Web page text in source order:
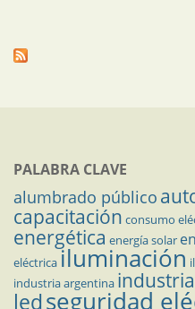
PALABRA CLAVE
alumbrado público
capacitación consumo
energética energía solar
eléctricailuminación
industria argentina
ledseguridad